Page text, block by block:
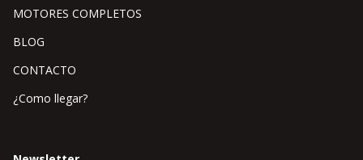
MOTORES COMPLETOS
BLOG
CONTACTO
¿Como llegar?